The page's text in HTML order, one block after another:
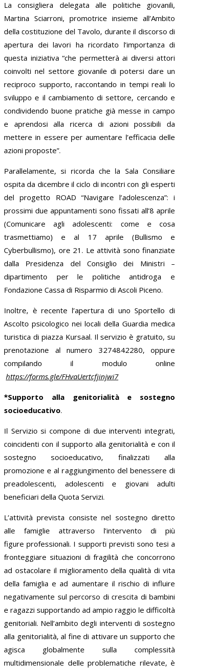
La consigliera delegata alle politiche giovanili,
Martina Sciarroni, promotrice insieme all’Ambito
della costituzione del Tavolo, durante il discorso di
apertura dei lavori ha ricordato l’importanza di
questa iniziativa “che permetterà ai diversi attori
coinvolti nel settore giovanile di potersi dare un
reciproco supporto, raccontando in tempi reali lo
sviluppo e il cambiamento di settore, cercando e
condividendo buone pratiche già messe in campo
e aprendosi alla ricerca di azioni possibili da
mettere in essere per aumentare l’efficacia delle
azioni proposte”.
Parallelamente, si ricorda che la Sala Consiliare
ospita da dicembre il ciclo di incontri con gli esperti
del progetto ROAD “Navigare l’adolescenza”: i
prossimi due appuntamenti sono fissati all’8 aprile
(Comunicare agli adolescenti: come e cosa
trasmettiamo) e al 17 aprile (Bullismo e
Cyberbullismo), ore 21. Le attività sono finanziate
dalla Presidenza del Consiglio dei Ministri –
dipartimento per le politiche antidroga e
Fondazione Cassa di Risparmio di Ascoli Piceno.
Inoltre, è recente l’apertura di uno Sportello di
Ascolto psicologico nei locali della Guardia medica
turistica di piazza Kursaal. Il servizio è gratuito, su
prenotazione al numero 3274842280, oppure
compilando il modulo online
https://forms.gle/FHvaUertcfjinjwi7
*Supporto alla genitorialità e sostegno
socioeducativo.
Il Servizio si compone di due interventi integrati,
coincidenti con il supporto alla genitorialità e con il
sostegno socioeducativo, finalizzati alla
promozione e al raggiungimento del benessere di
preadolescenti, adolescenti e giovani adulti
beneficiari della Quota Servizi.
L’attività prevista consiste nel sostegno diretto
alle famiglie attraverso l’intervento di più
figure professionali. I supporti previsti sono tesi a
fronteggiare situazioni di fragilità che concorrono
ad ostacolare il miglioramento della qualità di vita
della famiglia e ad aumentare il rischio di influire
negativamente sul percorso di crescita di bambini
e ragazzi supportando ad ampio raggio le difficoltà
genitoriali. Nell’ambito degli interventi di sostegno
alla genitorialità, al fine di attivare un supporto che
agisca globalmente sulla complessità
multidimensionale delle problematiche rilevate, è